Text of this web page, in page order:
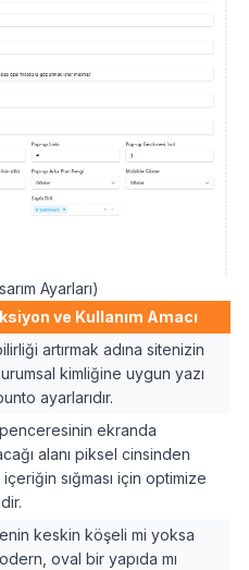
Ayarları)
ve Kullanım Amacı
artırmak adına sitenizin
kimliğine uygun yazı
ayarlarıdır.
ekranda
alanı piksel cinsinden
sığması için optimize
keskin köşeli mi yoksa
oval bir yapıda mı